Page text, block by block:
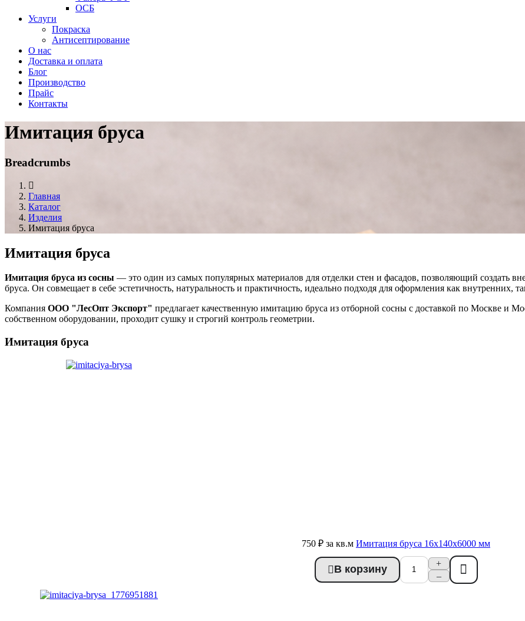
ОСБ
Услуги
Покраска
Антисептирование
О нас
Доставка и оплата
Блог
Производство
Прайс
Контакты
Имитация бруса
Breadcrumbs
Главная
Каталог
Изделия
Имитация бруса
Имитация бруса
Имитация бруса из сосны — это один из самых популярных материалов для отделки стен и фасадов, позволяющий создать
бруса. Он совмещает в себе эстетичность, натуральность и практичность, идеально подходя для оформления как внутренних,
Компания ООО "ЛесОпт Экспорт" предлагает качественную имитацию бруса из отборной сосны с доставкой по Москве и
собственном оборудовании, проходит сушку и строгий контроль геометрии.
Имитация бруса
750 ₽ за кв.м Имитация бруса 16x140x6000 мм
В корзину
+
–
Купить в 1 клик